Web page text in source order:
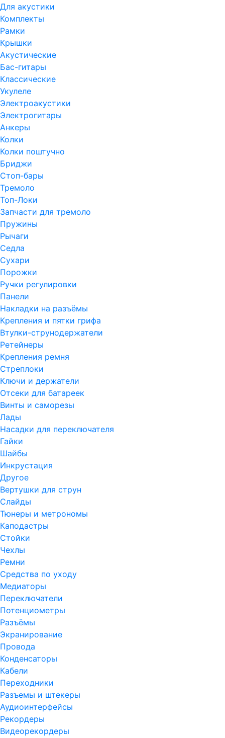
Для акустики
Комплекты
Рамки
Крышки
Акустические
Бас-гитары
Классические
Укулеле
Электроакустики
Электрогитары
Анкеры
Колки
Колки поштучно
Бриджи
Стоп-бары
Тремоло
Топ-Локи
Запчасти для тремоло
Пружины
Рычаги
Седла
Сухари
Порожки
Ручки регулировки
Панели
Накладки на разъёмы
Крепления и пятки грифа
Втулки-струнодержатели
Ретейнеры
Крепления ремня
Стреплоки
Ключи и держатели
Отсеки для батареек
Винты и саморезы
Лады
Насадки для переключателя
Гайки
Шайбы
Инкрустация
Другое
Вертушки для струн
Слайды
Тюнеры и метрономы
Каподастры
Стойки
Чехлы
Ремни
Средства по уходу
Медиаторы
Переключатели
Потенциометры
Разъёмы
Экранирование
Провода
Конденсаторы
Кабели
Переходники
Разъемы и штекеры
Аудиоинтерфейсы
Рекордеры
Видеорекордеры